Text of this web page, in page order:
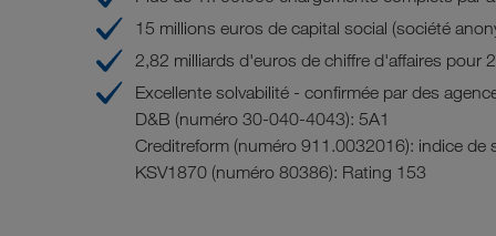
15 millions euros de capital social (société
2,82 milliards d'euros de chiffre d'affaires pour
Excellente solvabilité - confirmée par des
D&B (numéro 30-040-4043): 5A1
Creditreform (numéro 911.0032016): indice de
KSV1870 (numéro 80386): Rating 153